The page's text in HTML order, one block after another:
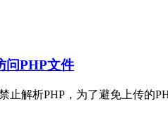
问PHP文件
止解析PHP，为了避免上传的